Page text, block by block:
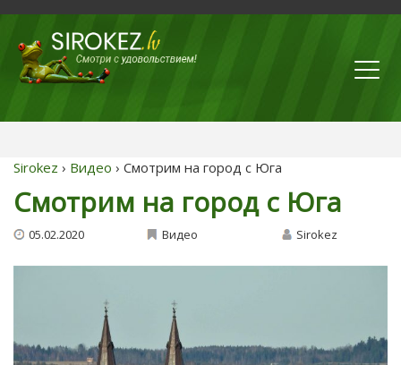
Sirokez › Видео › Смотрим на город с Юга
Смотрим на город с Юга
05.02.2020 Видео Sirokez